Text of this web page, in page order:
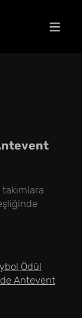
Ödül
Antevent